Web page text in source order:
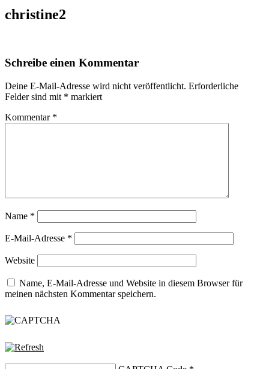
christine2
Schreibe einen Kommentar
Deine E-Mail-Adresse wird nicht veröffentlicht. Erforderliche
Felder sind mit * markiert
Kommentar *
Name *
E-Mail-Adresse *
Website
Name, E-Mail-Adresse und Website in diesem Browser für
meinen nächsten Kommentar speichern.